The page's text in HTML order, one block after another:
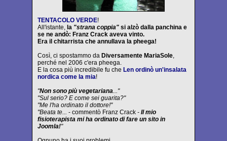
TENTACOLO VERDE!
All'istante, la "strana coppia" si alzò dalla panchina e
se ne andò: Franz Crack aveva vinto.
Era il chitarrista che annullava la pheega!
Così, ci spostammo da Diversamente MariaSole,
perché nel 2006 c'era pheega.
E la cosa più incredibile fu che Len ordinò un'insalata
nordica come la mia!
"Non sono più vegetariana..."
"Sul serio? E come sei guarita?"
"Me l'ha ordinato il dottore!"
"Beata te... - commentò Franz Crack - Il mio
fisioterapista mi ha ordinato di fare un sito in
Joomla!"